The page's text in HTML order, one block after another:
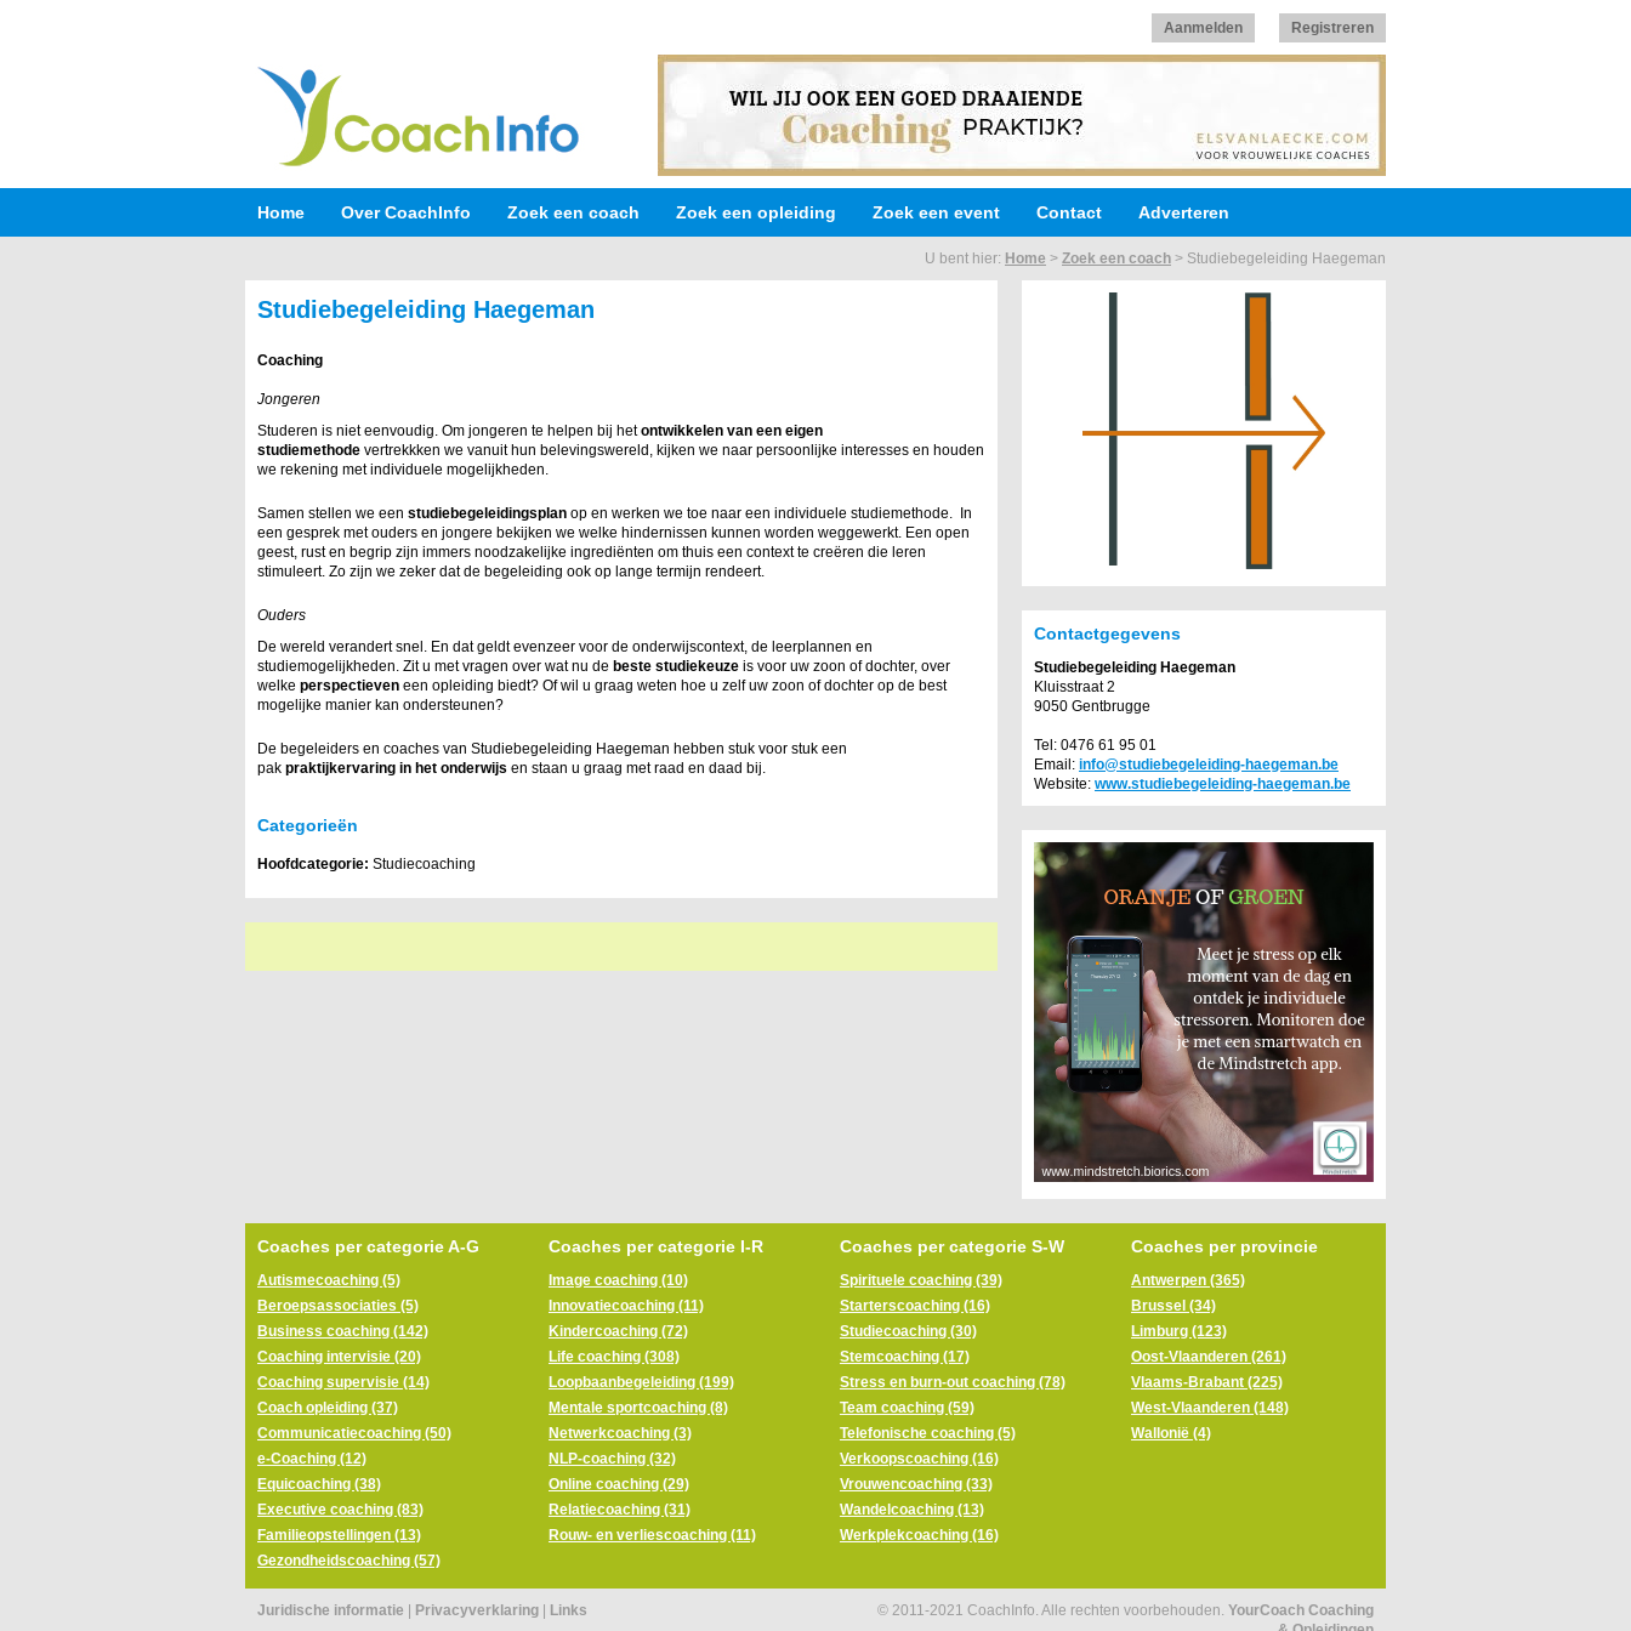
Aanmelden Registreren
Home Over CoachInfo Zoek een coach Zoek een opleiding Zoek een event Contact Adverteren
U bent hier: Home > Zoek een coach > Studiebegeleiding Haegeman
Studiebegeleiding Haegeman
Coaching
Jongeren
Studeren is niet eenvoudig. Om jongeren te helpen bij hetontwikkelen van een eigen
studiemethode vertrekkken we vanuit hun belevingswereld, kijken we naar persoonlijke interesses en houden
we rekening met individuele mogelijkheden.
Samen stellen we een studiebegeleidingsplan op en werken we toe naar een individuele studiemethode. In
een gesprek met ouders en jongere bekijken we welke hindernissen kunnen worden weggewerkt. Een open
geest, rust en begrip zijn immers noodzakelijke ingrediënten om thuis een context te creëren die leren
stimuleert. Zo zijn we zeker dat de begeleiding ook op lange termijn rendeert.
Ouders
De wereld verandert snel. En dat geldt evenzeer voor de onderwijscontext, de leerplannen en
studiemogelijkheden. Zit u met vragen over wat nu de beste studiekeuze is voor uw zoon of dochter, over
welke perspectieven een opleiding biedt? Of wil u graag weten hoe u zelf uw zoon of dochter op de best
mogelijke manier kan ondersteunen?
De begeleiders en coaches van Studiebegeleiding Haegeman hebben stuk voor stuk een
pak praktijkervaring in het onderwijs en staan u graag met raad en daad bij.
Categorieën
Hoofdcategorie: Studiecoaching
Contactgegevens
Studiebegeleiding Haegeman
Kluisstraat 2
9050 Gentbrugge
Tel: 0476 61 95 01
Email: info@studiebegeleiding-haegeman.be
Website: www.studiebegeleiding-haegeman.be
Coaches per categorie A-G
Autismecoaching (5)
Beroepsassociaties (5)
Business coaching (142)
Coaching intervisie (20)
Coaching supervisie (14)
Coach opleiding (37)
Communicatiecoaching (50)
e-Coaching (12)
Equicoaching (38)
Executive coaching (83)
Familieopstellingen (13)
Gezondheidscoaching (57)
Coaches per categorie I-R
Image coaching (10)
Innovatiecoaching (11)
Kindercoaching (72)
Life coaching (308)
Loopbaanbegeleiding (199)
Mentale sportcoaching (8)
Netwerkcoaching (3)
NLP-coaching (32)
Online coaching (29)
Relatiecoaching (31)
Rouw- en verliescoaching (11)
Coaches per categorie S-W
Spirituele coaching (39)
Starterscoaching (16)
Studiecoaching (30)
Stemcoaching (17)
Stress en burn-out coaching (78)
Team coaching (59)
Telefonische coaching (5)
Verkoopscoaching (16)
Vrouwencoaching (33)
Wandelcoaching (13)
Werkplekcoaching (16)
Coaches per provincie
Antwerpen (365)
Brussel (34)
Limburg (123)
Oost-Vlaanderen (261)
Vlaams-Brabant (225)
West-Vlaanderen (148)
Wallonië (4)
Juridische informatie Privacyverklaring Links © 2011-2021 CoachInfo. Alle rechten voorbehouden. YourCoach Coaching